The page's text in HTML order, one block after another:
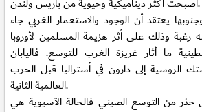
يعتقد أن الوجود والاستعمار الغربي جاء
رغبة وذلك على أثر هزيمة المسلمين لأوروبا
ما أثار غريزة الغرب للتوسع. فاليابان
الروسية إلى دارون في أستراليا قبل الحرب
العالمية الثانية.
حذر من التوسع الصيني فالحالة الآسيوية هي